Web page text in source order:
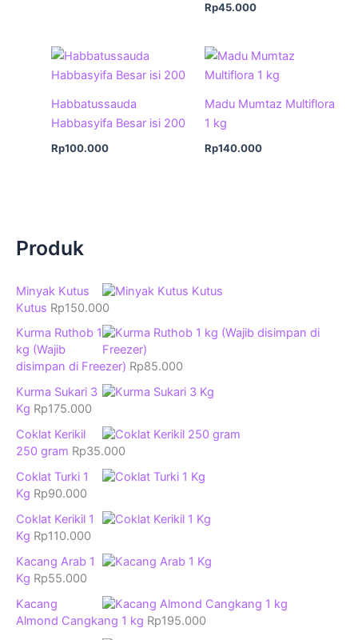
Rp45.000
Habbatussauda
Habbasyifa Besar isi 200
Rp100.000
Madu Mumtaz Multiflora
1 kg
Rp140.000
Produk
Minyak Kutus
Kutus Rp150.000
Kurma Ruthob 1
kg (Wajib
disimpan di Freezer) Rp85.000
Kurma Sukari 3
Kg Rp175.000
Coklat Kerikil
250 gram Rp35.000
Coklat Turki 1
Kg Rp90.000
Coklat Kerikil 1
Kg Rp110.000
Kacang Arab 1
Kg Rp55.000
Kacang
Almond Cangkang 1 kg Rp195.000